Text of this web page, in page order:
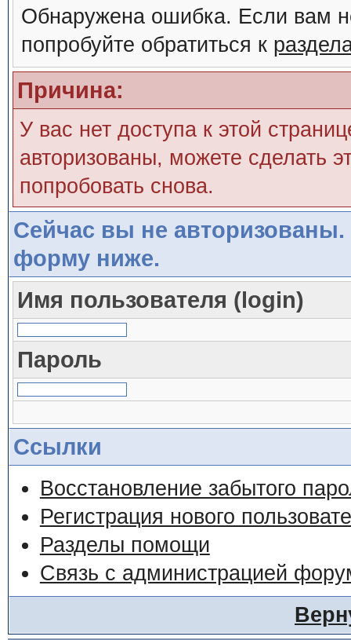
Обнаружена ошибка. Если вам
попробуйте обратиться к
Причина:
У вас нет доступа к этой
авторизованы, можете сделать
попробовать снова.
Сейчас вы не авторизованы.
форму ниже.
Имя пользователя (login)
Пароль
Ссылки
Восстановление забытого
Регистрация нового
Разделы помощи
Связь с администрацией